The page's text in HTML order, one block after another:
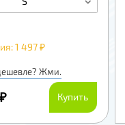
1 497 ₽
Жми.
Купить